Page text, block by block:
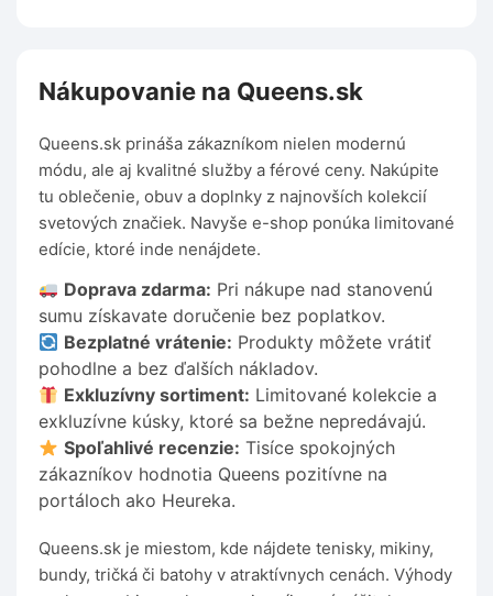
Nákupovanie na Queens.sk
Queens.sk prináša zákazníkom nielen modernú
módu, ale aj kvalitné služby a férové ceny. Nakúpite
tu oblečenie, obuv a doplnky z najnovších kolekcií
svetových značiek. Navyše e-shop ponúka limitované
edície, ktoré inde nenájdete.
Doprava zdarma: Pri nákupe nad stanovenú
sumu získavate doručenie bez poplatkov.
Bezplatné vrátenie: Produkty môžete vrátiť
pohodlne a bez ďalších nákladov.
Exkluzívny sortiment: Limitované kolekcie a
exkluzívne kúsky, ktoré sa bežne nepredávajú.
Spoľahlivé recenzie: Tisíce spokojných
zákazníkov hodnotia Queens pozitívne na
portáloch ako Heureka.
Queens.sk je miestom, kde nájdete tenisky, mikiny,
bundy, tričká či batohy v atraktívnych cenách. Výhody